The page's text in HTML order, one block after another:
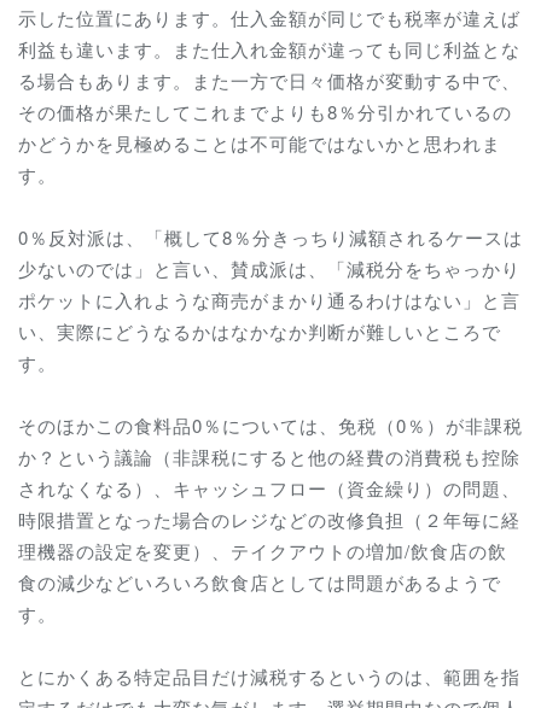
示した位置にあります。仕入金額が同じでも税率が違えば
利益も違います。また仕入れ金額が違っても同じ利益とな
る場合もあります。また一方で日々価格が変動する中で、
その価格が果たしてこれまでよりも8％分引かれているの
かどうかを見極めることは不可能ではないかと思われま
す。
0％反対派は、「概して8％分きっちり減額されるケースは
少ないのでは」と言い、賛成派は、「減税分をちゃっかり
ポケットに入れような商売がまかり通るわけはない」と言
い、実際にどうなるかはなかなか判断が難しいところで
す。
そのほかこの食料品0％については、免税（0％）が非課税
か？という議論（非課税にすると他の経費の消費税も控除
されなくなる）、キャッシュフロー（資金繰り）の問題、
時限措置となった場合のレジなどの改修負担（２年毎に経
理機器の設定を変更）、テイクアウトの増加/飲食店の飲
食の減少などいろいろ飲食店としては問題があるようで
す。
とにかくある特定品目だけ減税するというのは、範囲を指